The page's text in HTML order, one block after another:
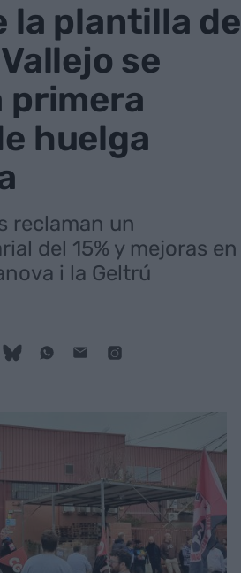
la plantilla de
se
primera
huelga
reclaman un
del 15% y mejoras en
i la Geltrú